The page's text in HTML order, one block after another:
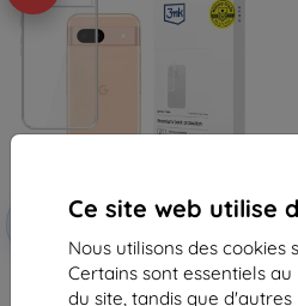
Ce site web utilise
Nous utilisons des cookies
Certains sont essentiels
du site, tandis que d'autres
Réduction
avec
coupon
EXTRA10
3MK Armor coque Samsung
Galaxy A24 4G (5903108514576)